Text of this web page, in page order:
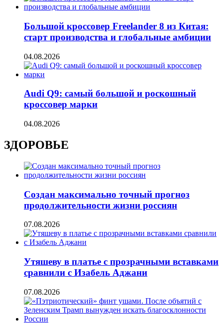
Большой кроссовер Freelander 8 из Китая:
старт производства и глобальные амбиции
04.08.2026
Audi Q9: самый большой и роскошный
кроссовер марки
04.08.2026
ЗДОРОВЬЕ
Создан максимально точный прогноз
продолжительности жизни россиян
07.08.2026
Утяшеву в платье с прозрачными вставками
сравнили с Изабель Аджани
07.08.2026